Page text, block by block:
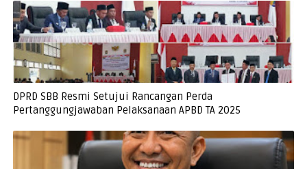
DPRD SBB Resmi Setujui Rancangan Perda
Pertanggungjawaban Pelaksanaan APBD TA 2025